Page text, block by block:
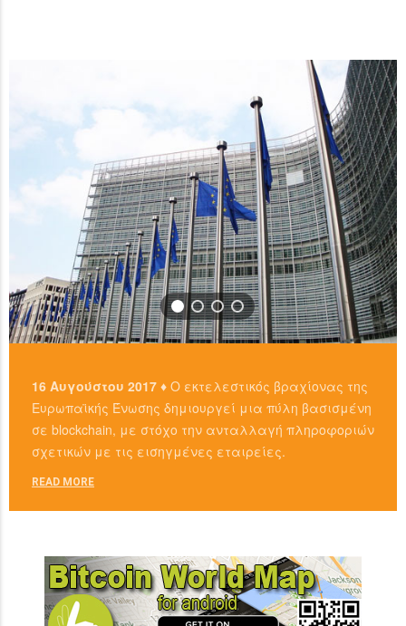
READ MORE
16 Αυγούστου 2017 ♦ Ο εκτελεστικός βραχίονας της
Ευρωπαϊκής Ένωσης δημιουργεί μια πύλη βασισμένη
σε blockchain, με στόχο την ανταλλαγή πληροφοριών
σχετικών με τις εισηγμένες εταιρείες.
READ MORE